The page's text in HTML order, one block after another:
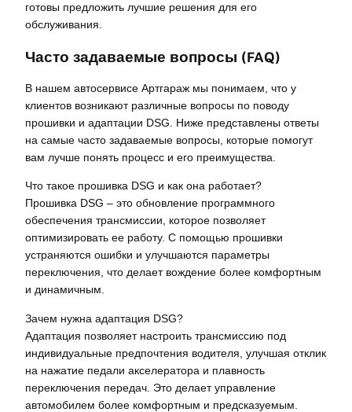
готовы предложить лучшие решения для его
обслуживания.
Часто задаваемые вопросы (FAQ)
В нашем автосервисе Артгараж мы понимаем, что у
клиентов возникают различные вопросы по поводу
прошивки и адаптации DSG. Ниже представлены ответы
на самые часто задаваемые вопросы, которые помогут
вам лучше понять процесс и его преимущества.
Что такое прошивка DSG и как она работает?
Прошивка DSG – это обновление программного
обеспечения трансмиссии, которое позволяет
оптимизировать ее работу. С помощью прошивки
устраняются ошибки и улучшаются параметры
переключения, что делает вождение более комфортным
и динамичным.
Зачем нужна адаптация DSG?
Адаптация позволяет настроить трансмиссию под
индивидуальные предпочтения водителя, улучшая отклик
на нажатие педали акселератора и плавность
переключения передач. Это делает управление
автомобилем более комфортным и предсказуемым.